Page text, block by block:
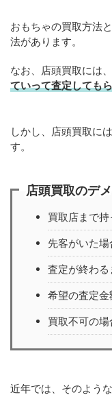
おもちゃの買取方法
法があります。
なお、店頭買取には
ていって査定しても
しかし、店頭買取に
す。
店頭買取のデ
買取店まで持
先客がいた場
査定が終わる
希望の査定金
買取不可の場
近年では、そのよう